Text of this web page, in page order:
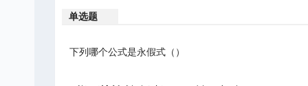
单选题
下列哪个公式是永假式（）